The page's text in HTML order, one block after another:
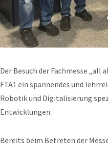
Der Besuch der Fachmesse
FTA1 ein spannendes und
Robotik und Digitalisierung
Entwicklungen.
Bereits beim Betreten der